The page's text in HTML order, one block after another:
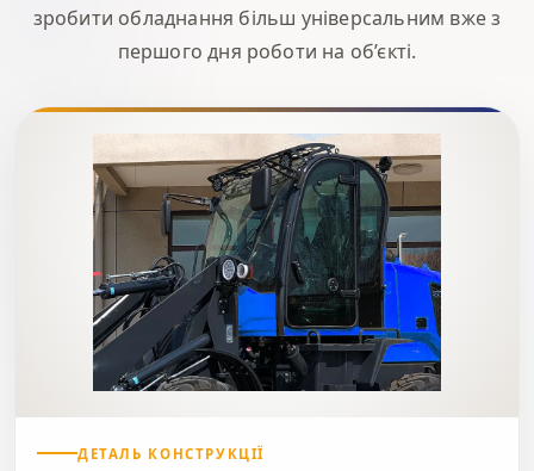
зробити обладнання більш універсальним вже з
першого дня роботи на об’єкті.
ДЕТАЛЬ КОНСТРУКЦІЇ